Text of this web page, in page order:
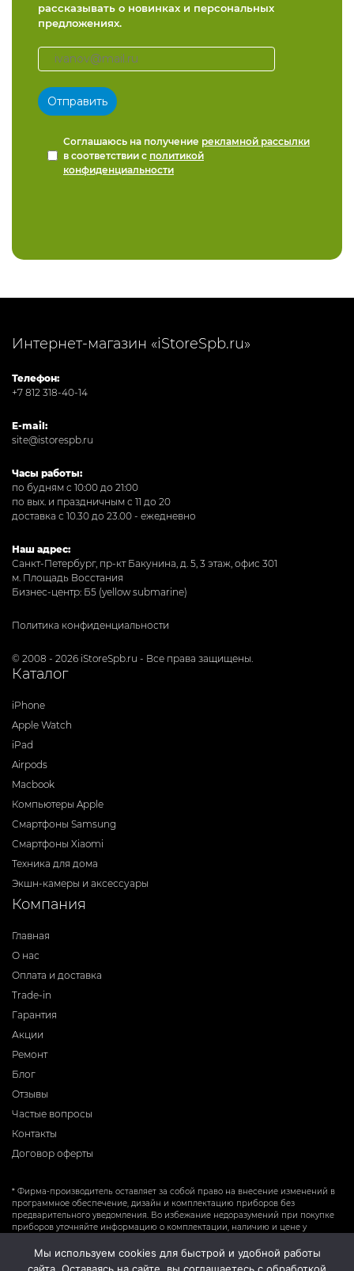
рассказывать о новинках и персональных
предложениях.
Соглашаюсь на получение рекламной рассылки
в соответствии с политикой
конфиденциальности
Интернет-магазин «iStoreSpb.ru»
Телефон:
+7 812 318-40-14
E-mail:
site@istorespb.ru
Часы работы:
по будням с 10:00 до 21:00
по вых. и праздничным с 11 до 20
доставка с 10.30 до 23.00 - ежедневно
Наш адрес:
Санкт-Петербург, пр-кт Бакунина, д. 5, 3 этаж, офис 301
м. Площадь Восстания
Бизнес-центр: Б5 (yellow submarine)
Политика конфиденциальности
© 2008 - 2026 iStoreSpb.ru - Все права защищены.
Каталог
iPhone
Apple Watch
iPad
Airpods
Macbook
Компьютеры Apple
Смартфоны Samsung
Смартфоны Xiaomi
Техника для дома
Экшн-камеры и аксессуары
Компания
Главная
О нас
Оплата и доставка
Trade-in
Гарантия
Акции
Ремонт
Блог
Отзывы
Частые вопросы
Контакты
Договор оферты
* Фирма-производитель оставляет за собой право на внесение изменений в
программное обеспечение, дизайн и комплектацию приборов без
предварительного уведомления. Во избежание недоразумений при покупке
приборов уточняйте информацию о комплектации, наличию и цене у
является публичной офертой.
Мы используем cookies для быстрой и удобной работы